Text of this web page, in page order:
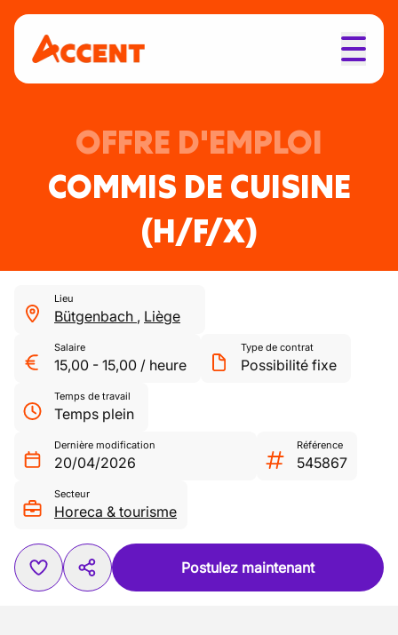
OFFRE D'EMPLOI
COMMIS DE CUISINE
(H/F/X)
Lieu
Bütgenbach , Liège
Salaire
15,00 - 15,00 / heure
Type de contrat
Possibilité fixe
Temps de travail
Temps plein
Dernière modification
20/04/2026
Référence
545867
Secteur
Horeca & tourisme
Postulez maintenant